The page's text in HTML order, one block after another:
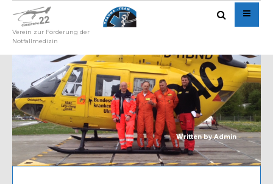
Verein zur Förderung der
Notfallmedizin
Written byAdmin